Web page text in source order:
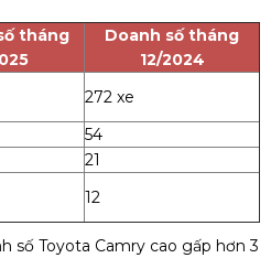
tháng
Doanh số tháng
12/2024
272 xe
54
21
12
số Toyota Camry cao gấp hơn 3